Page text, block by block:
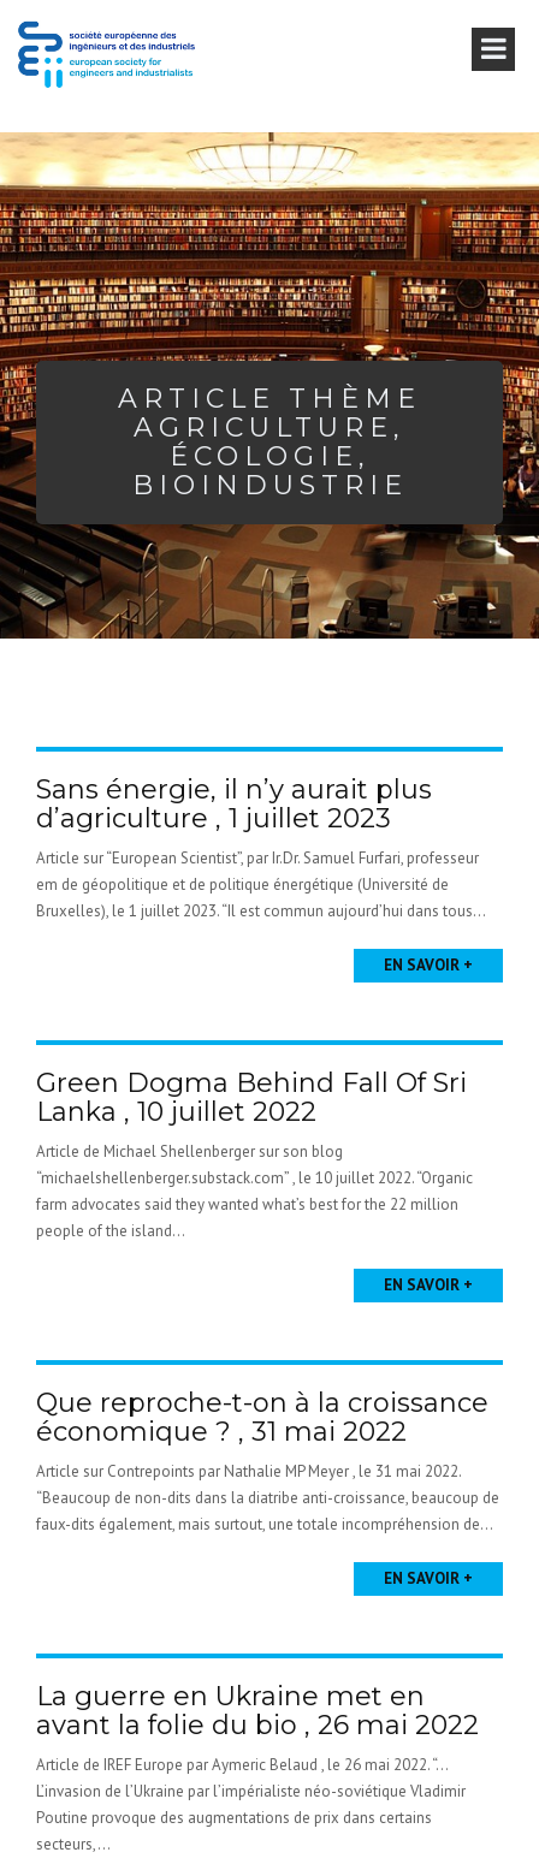
ARTICLE THÈME
AGRICULTURE,
ÉCOLOGIE,
BIOINDUSTRIE
Sans énergie, il n’y aurait plus
d’agriculture , 1 juillet 2023
Article sur “European Scientist”, par Ir.Dr. Samuel Furfari, professeur
em de géopolitique et de politique énergétique (Université de
Bruxelles), le 1 juillet 2023. “Il est commun aujourd’hui dans tous...
EN SAVOIR +
Green Dogma Behind Fall Of Sri
Lanka , 10 juillet 2022
Article de Michael Shellenberger sur son blog
“michaelshellenberger.substack.com” , le 10 juillet 2022. “Organic
farm advocates said they wanted what’s best for the 22 million
people of the island...
EN SAVOIR +
Que reproche-t-on à la croissance
économique ? , 31 mai 2022
Article sur Contrepoints par Nathalie MP Meyer , le 31 mai 2022.
“Beaucoup de non-dits dans la diatribe anti-croissance, beaucoup de
faux-dits également, mais surtout, une totale incompréhension de...
EN SAVOIR +
La guerre en Ukraine met en
avant la folie du bio , 26 mai 2022
Article de IREF Europe par Aymeric Belaud , le 26 mai 2022. “…
L’invasion de l’Ukraine par l’impérialiste néo-soviétique Vladimir
Poutine provoque des augmentations de prix dans certains
secteurs,...